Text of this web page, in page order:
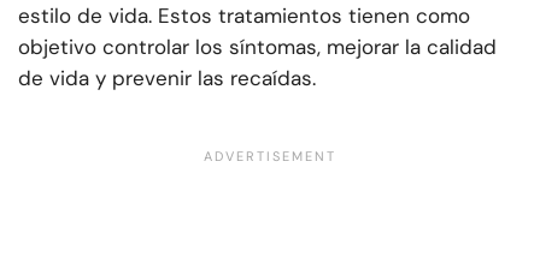
estilo de vida. Estos tratamientos tienen como
objetivo controlar los síntomas, mejorar la calidad
de vida y prevenir las recaídas.